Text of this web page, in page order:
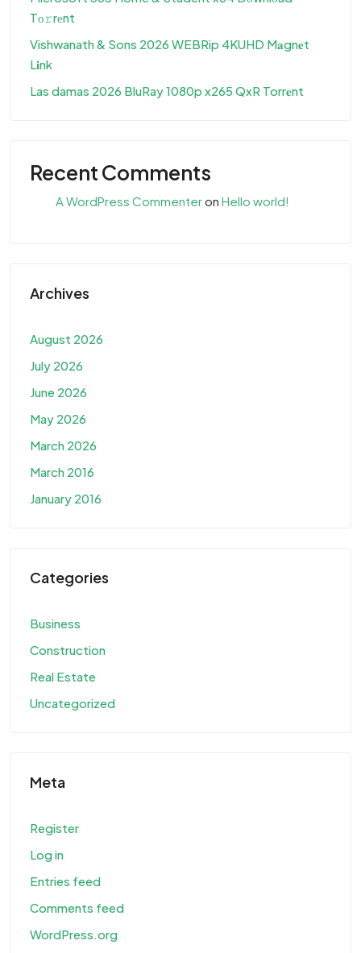
Tо𝚛rеnt
Vishwanath & Sons 2026 WEBRip 4KUHD M𝐚gn𝐞t
L𝐢nk
Las damas 2026 BluRay 1080p x265 QxR Torr𝐞nt
Recent Comments
A WordPress Commenteron Hello world!
Archives
August 2026
July 2026
June 2026
May 2026
March 2026
March 2016
January 2016
Categories
Business
Construction
Real Estate
Uncategorized
Meta
Register
Log in
Entries feed
Comments feed
WordPress.org